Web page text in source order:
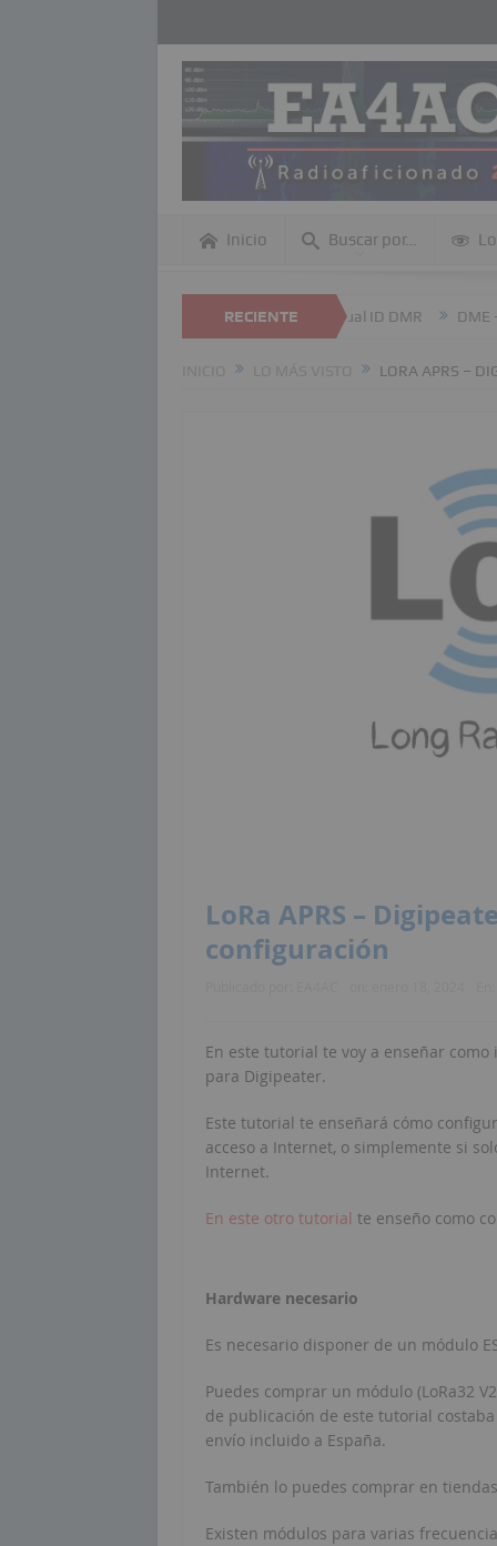
Inicio Buscar por…
RECIENTE
Revisión anual ID DMR DME –
LORA APRS –
LoRa APRS –
configuración
En este tutorial te voy a enseñar
para Digipeater.
Este tutorial te enseñará cómo
acceso a Internet, o simplemente si
Internet.
En este otro tutorial te enseño como
Hardware necesario
Es necesario disponer de un módulo
Puedes comprar un módulo (LoRa32
de publicación de este tutorial
envío incluido a España.
También lo puedes comprar en
Existen módulos para varias